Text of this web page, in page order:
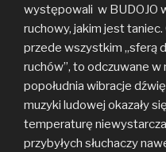
występowali w BUDOJO
ruchowy, jakim jest
przede wszystkim „sferą
ruchów”, to odczuwane
popołudnia wibracje
muzyki ludowej okazały
temperaturę
przybyłych słuchaczy